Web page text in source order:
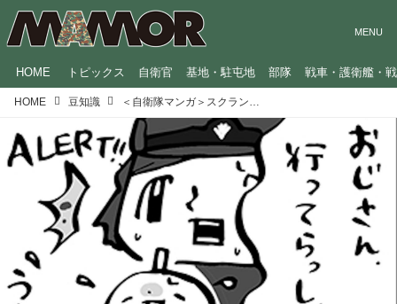
HOME トピックス 自衛官 基地・駐屯地 部隊 戦車・護衛艦・
HOME 豆知識